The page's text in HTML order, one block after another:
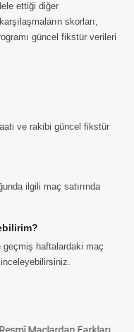
ettiği diğer
skorları,
güncel fikstür verileri
ve rakibi güncel fikstür
ilgili maç satırında
geçmiş haftalardaki maç